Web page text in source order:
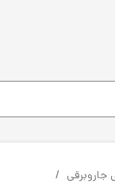
جاروبرقی